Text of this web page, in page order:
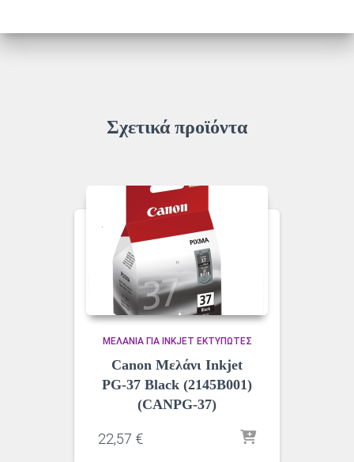
Σχετικά προϊόντα
ΜΕΛΆΝΙΑ ΓΙΑ INKJET ΕΚΤΥΠΩΤΈΣ
Canon Μελάνι Inkjet
PG-37 Black (2145B001)
(CANPG-37)
22,57 €